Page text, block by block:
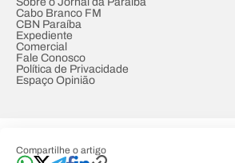
Compartilhe o artigo
Cabo Branco FM
CBN Paraíba
Expediente
Comercial
Fale Conosco
Política de Privacidade
Espaço Opinião